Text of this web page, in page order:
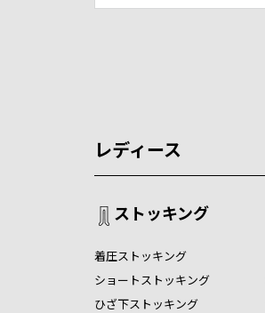
レディース
ストッキング
着圧ストッキング
ショートストッキング
ひざ下ストッキング